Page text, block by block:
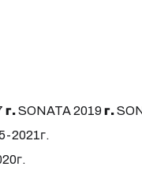
г.SONATA 2019г.
2021г.